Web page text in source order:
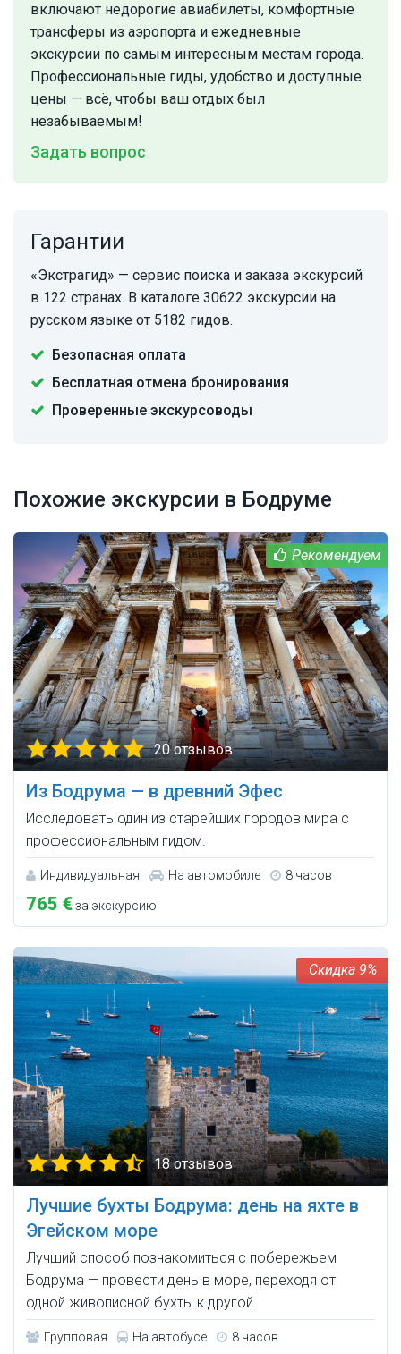
включают недорогие авиабилеты, комфортные
трансферы из аэропорта и ежедневные
экскурсии по самым интересным местам города.
Профессиональные гиды, удобство и доступные
цены — всё, чтобы ваш отдых был
незабываемым!
Задать вопрос
Гарантии
«Экстрагид» — сервис поиска и заказа экскурсий
в 122 странах. В каталоге 30622 экскурсии на
русском языке от 5182 гидов.
Безопасная оплата
Бесплатная отмена бронирования
Проверенные экскурсоводы
Похожие экскурсии в Бодруме
20 отзывов
Из Бодрума — в древний Эфес
Исследовать один из старейших городов мира с
профессиональным гидом.
Индивидуальная На автомобиле 8 часов
765 €за экскурсию
9%
18 отзывов
Лучшие бухты Бодрума: день на яхте в
Эгейском море
Лучший способ познакомиться с побережьем
Бодрума — провести день в море, переходя от
одной живописной бухты к другой.
Групповая На автобусе 8 часов